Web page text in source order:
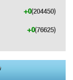
(204450)
+0
(76625)
+0